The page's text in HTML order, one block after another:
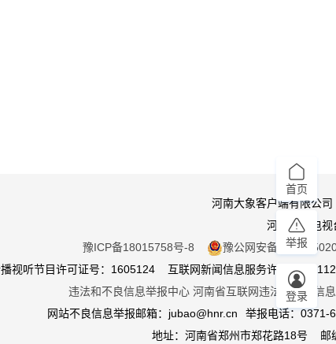
河南大象客户端有限公司
河南广播电视
豫ICP备18015758号-8
豫公网安备
视听节目许可证号：1605124 互联网新闻信息服务许可证：
违法和不良信息举报中心 河南省互联网违法和不良信
网站不良信息举报邮箱：jubao@hnr.cn
举报电话：0371-
地址：河南省郑州市郑花路18号 邮
首页
举报
登录